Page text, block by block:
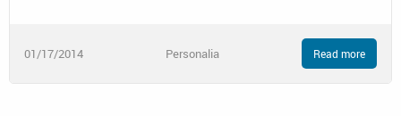
01/17/2014 Personalia Read more